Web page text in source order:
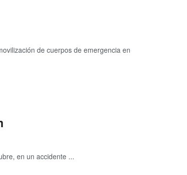
de cuerpos de emergencia en
en un accidente ...